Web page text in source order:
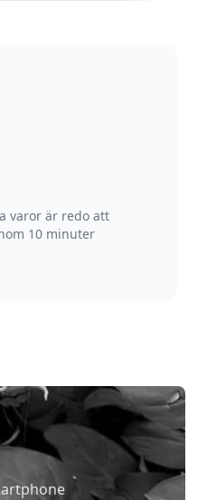
varor är redo att
10 minuter